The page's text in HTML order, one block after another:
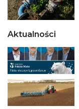
Aktualności